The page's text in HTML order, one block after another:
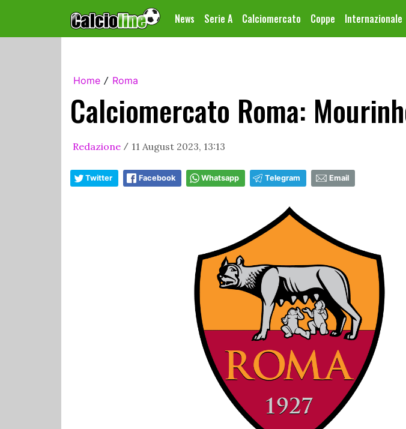
News Serie A Calciomercato Coppe Internazionale
Home / Roma
Calciomercato Roma:
Redazione / 11 August 2023, 13:13
Twitter Facebook Whatsapp Telegram Email